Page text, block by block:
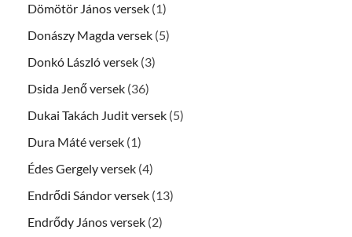
Dömötör János versek (1)
Donászy Magda versek (5)
Donkó László versek (3)
Dsida Jenő versek (36)
Dukai Takách Judit versek (5)
Dura Máté versek (1)
Édes Gergely versek (4)
Endrődi Sándor versek (13)
Endrődy János versek (2)